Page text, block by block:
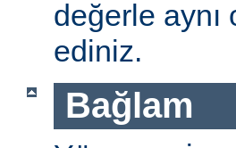
değerle aynı
ediniz.
Bağlam